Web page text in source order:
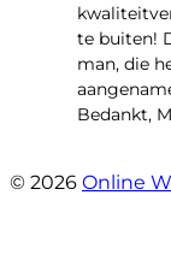
te buiten!
man, die
Bedankt,
© 2026 Online